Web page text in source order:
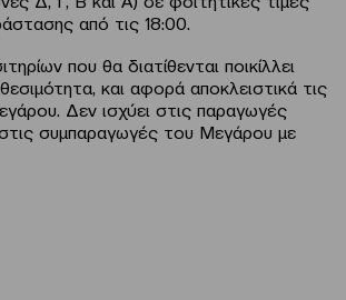
από τις 18:00.
που θα διατίθενται ποικίλλει
και αφορά αποκλειστικά τις
Δεν ισχύει στις παραγωγές
συμπαραγωγές του Μεγάρου με